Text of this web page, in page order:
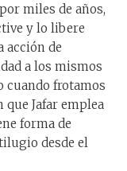
miles de años,
y lo libere
acción de
a los mismos
cuando frotamos
que Jafar emplea
forma de
desde el